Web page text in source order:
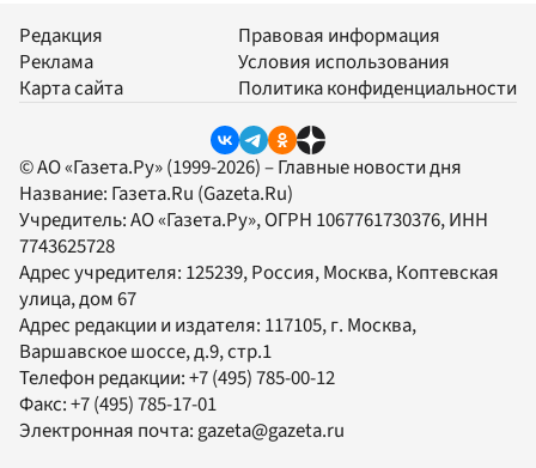
Редакция
Реклама
Карта сайта
Правовая информация
Условия использования
Политика конфиденциальности
© АО «Газета.Ру» (1999-2026) – Главные новости дня
Название: Газета.Ru (Gazeta.Ru)
Учредитель:АО «Газета.Ру», ОГРН 1067761730376, ИНН
7743625728
Адрес учредителя: 125239, Россия, Москва, Коптевская
улица, дом 67
Адрес редакции и издателя: 117105, г. Москва,
Варшавское шоссе, д.9, стр.1
Телефон редакции:+7 (495) 785-00-12
Факс:+7 (495) 785-17-01
Электронная почта: gazeta@gazeta.ru